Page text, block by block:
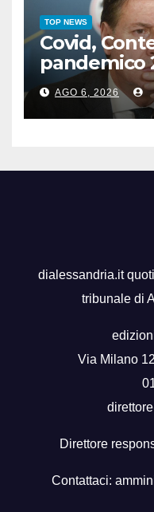
TOP NEWS
Covid,
pandemico
virus senza
AGO 6, 2026
dialessandria.it
tribunale di
Via Milano
Direttore
Contattaci: